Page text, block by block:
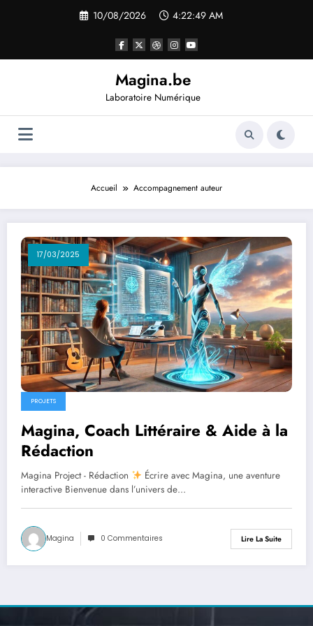
10/08/2026 4:22:49 AM
Magina.be
Laboratoire Numérique
Accueil Accompagnement auteur
17/03/2025
PROJETS
Magina, Coach Littéraire & Aide à la
Rédaction
Magina Project - Rédaction
Écrire avec Magina, une aventure
interactive Bienvenue dans l’univers de…
Magina 0 Commentaires Lire La Suite